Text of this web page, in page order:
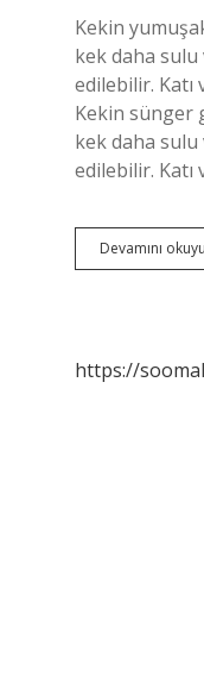
Kekin
kek daha sulu
edilebilir. Katı
Kekin sünger
kek daha sulu
edilebilir. Katı
Devamını
https://